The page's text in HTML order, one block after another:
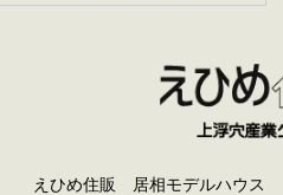
えひめ住販 居相モデルハウス